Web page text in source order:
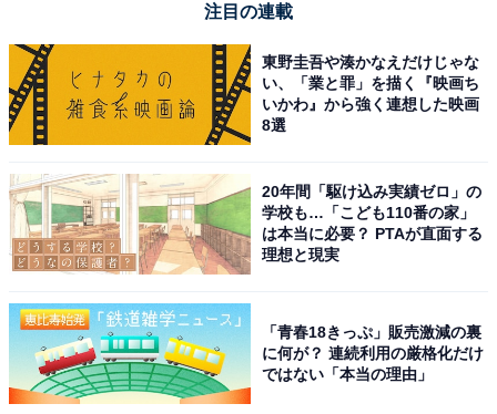
注目の連載
東野圭吾や湊かなえだけじゃな
い、「業と罪」を描く『映画ち
いかわ』から強く連想した映画
8選
20年間「駆け込み実績ゼロ」の
学校も…「こども110番の家」
は本当に必要？ PTAが直面する
理想と現実
「青春18きっぷ」販売激減の裏
に何が？ 連続利用の厳格化だけ
ではない「本当の理由」